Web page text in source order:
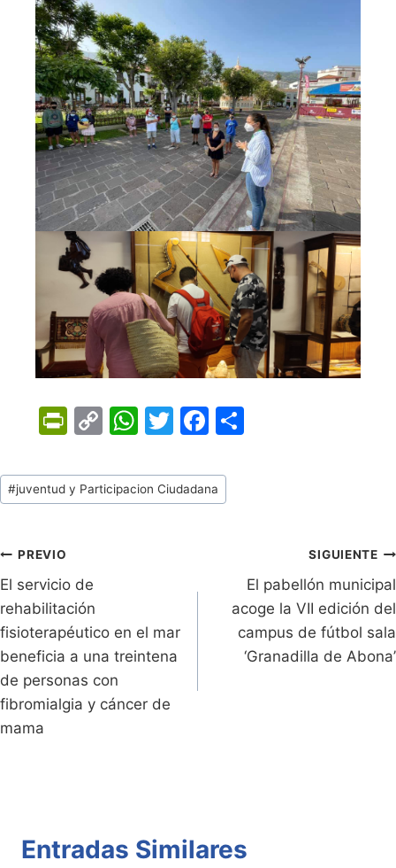
Pr
tF
ri
dl
y
C
p
y
W
at
s
T
itt
er
F
c
e
Tags
de
#juventud y Participacion Ciudadana
Navegación
de
entradas
PREVIO
El servicio de
rehabilitación
fisioterapéutico en el mar
beneficia a una treintena
de personas con
fibromialgia y cáncer de
mama
SIGUIENTE
El pabellón municipal
acoge la VII edición del
campus de fútbol sala
‘Granadilla de Abona’
Entradas Similares